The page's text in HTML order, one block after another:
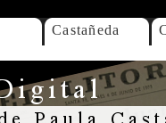
Castañeda